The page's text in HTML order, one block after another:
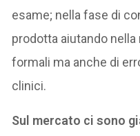
esame; nella fase di
prodotta aiutando
formali ma anche di
clinici.
Sul mercato ci sono